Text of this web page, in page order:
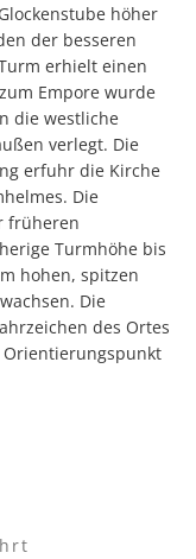
höher
der besseren
erhielt einen
Empore wurde
die westliche
verlegt. Die
erfuhr die Kirche
Die
früheren
Turmhöhe bis
hohen, spitzen
Die
des Ortes